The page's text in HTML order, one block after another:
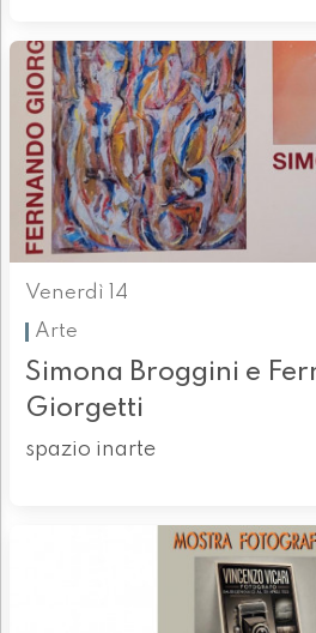
Venerdì 14
Arte
Simona Broggini e
Giorgetti
spazio inarte